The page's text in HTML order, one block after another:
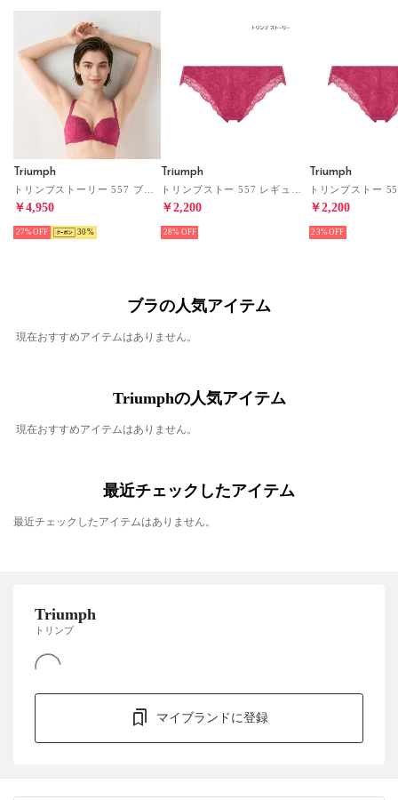
Triumph
￥4,950
27% 30
Triumph
￥2,200
28%
Triumph
￥2,200
23%
ブラの人気アイテム
現在おすすめアイテムはありません。
Triumphの人気アイテム
現在おすすめアイテムはありません。
最近チェックしたアイテム
最近チェックしたアイテムはありません。
Triumph
トリンプ
マイブランドに登録